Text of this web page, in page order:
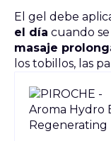
El gel debe
el día cuando
masaje
los tobillos, las